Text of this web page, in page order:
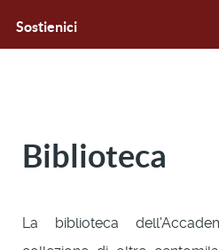
Sostienici
Biblioteca
La biblioteca